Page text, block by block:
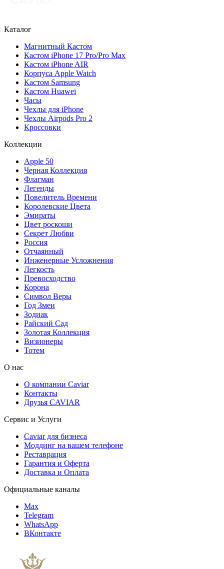
Каталог
Магнитный Кастом
Кастом iPhone 17 Pro/Pro Max
Кастом iPhone AIR
Корпуса Apple Watch
Кастом Samsung
Кастом Huawei
Часы
Чехлы для iPhone
Чехлы Airpods Pro 2
Кроссовки
Коллекции
Apple 50
Черная Коллекция
Флагман
Легенды
Повелитель Времени
Королевские Цвета
Эмираты
Цвет роскоши
Секрет Любви
Россия
Отчаянный
Инженерные Усложнения
Легкость
Превосходство
Корона
Символ Веры
Год Змеи
Зодиак
Райский Сад
Золотая Коллекция
Визионеры
Тотем
О нас
О компании Caviar
Контакты
Друзья CAVIAR
Сервис и Услуги
Caviar для бизнеса
Моддинг на вашем телефоне
Реставрация
Гарантия и Оферта
Доставка и Оплата
Официальные каналы
Max
Telegram
WhatsApp
ВКонтакте